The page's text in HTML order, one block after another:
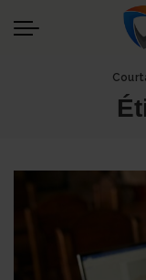
Panneau de